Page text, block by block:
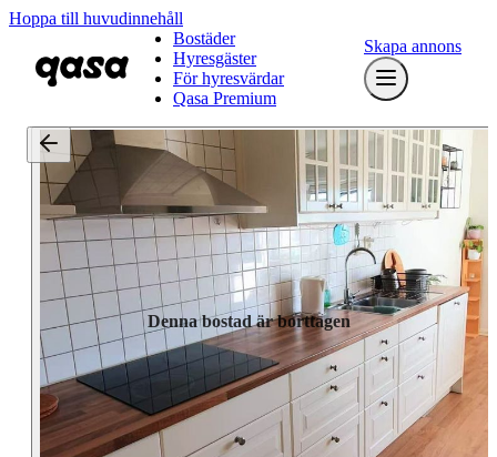
Hoppa till huvudinnehåll
Bostäder
Hyresgäster
För hyresvärdar
Qasa Premium
Skapa annons
Denna bostad är borttagen